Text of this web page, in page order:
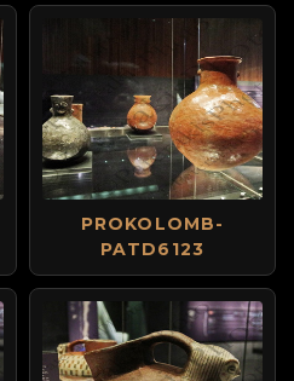
PROKOLOMB-
PATD6123